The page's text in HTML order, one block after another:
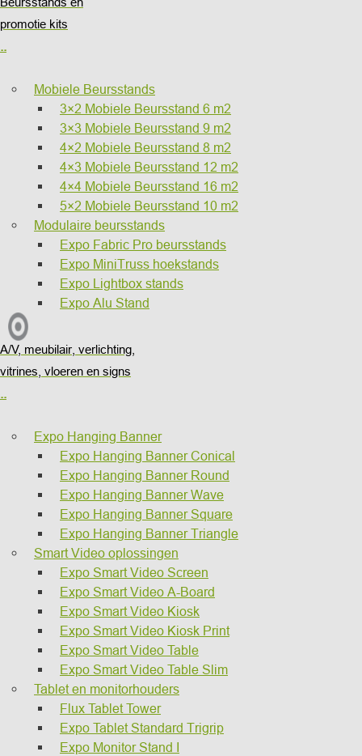
promotie kits
..
Mobiele Beursstands
3×2 Mobiele Beursstand 6 m2
3×3 Mobiele Beursstand 9 m2
4×2 Mobiele Beursstand 8 m2
4×3 Mobiele Beursstand 12 m2
4×4 Mobiele Beursstand 16 m2
5×2 Mobiele Beursstand 10 m2
Modulaire beursstands
Expo Fabric Pro beursstands
Expo MiniTruss hoekstands
Expo Lightbox stands
Expo Alu Stand
A/V, meubilair, verlichting,
vitrines, vloeren en signs
..
Expo Hanging Banner
Expo Hanging Banner Conical
Expo Hanging Banner Round
Expo Hanging Banner Wave
Expo Hanging Banner Square
Expo Hanging Banner Triangle
Smart Video oplossingen
Expo Smart Video Screen
Expo Smart Video A-Board
Expo Smart Video Kiosk
Expo Smart Video Kiosk Print
Expo Smart Video Table
Expo Smart Video Table Slim
Tablet en monitorhouders
Flux Tablet Tower
Expo Tablet Standard Trigrip
Expo Monitor Stand I